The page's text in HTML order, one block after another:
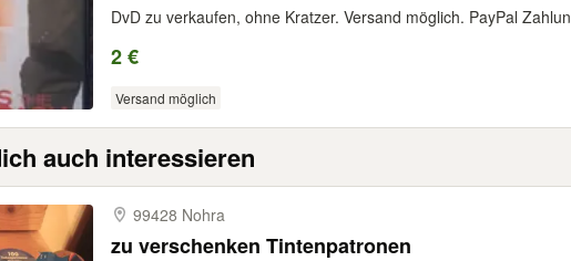
DvD zu verkaufen, ohne Kratzer. Versand möglich. PayPal
2 €
Versand möglich
auch interessieren
99428 Nohra
zu verschenken Tintenpatronen